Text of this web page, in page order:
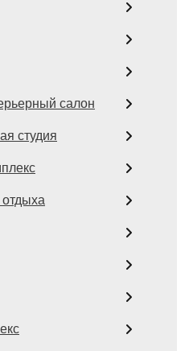
салон
студия